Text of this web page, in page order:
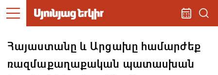
Հայաստանը և Արցախը համարժեք
ռազմաքաղաքական պատասխան